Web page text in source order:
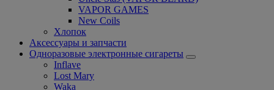
VAPOR GAMES
New Coils
Хлопок
Аксессуары и запчасти
Одноразовые электронные сигареты
Inflave
Lost Mary
Waka